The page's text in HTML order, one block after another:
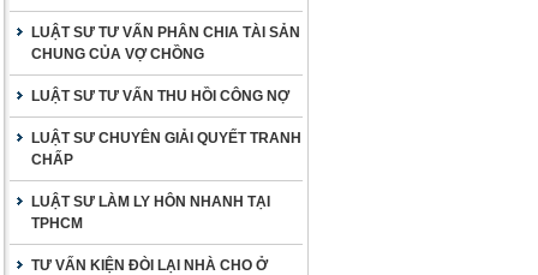
LUẬT SƯ TƯ VẤN PHÂN CHIA TÀI SẢN
CHUNG CỦA VỢ CHỒNG
LUẬT SƯ TƯ VẤN THU HỒI CÔNG NỢ
LUẬT SƯ CHUYÊN GIẢI QUYẾT TRANH
CHẤP
LUẬT SƯ LÀM LY HÔN NHANH TẠI
TPHCM
TƯ VẤN KIỆN ĐÒI LẠI NHÀ CHO Ở